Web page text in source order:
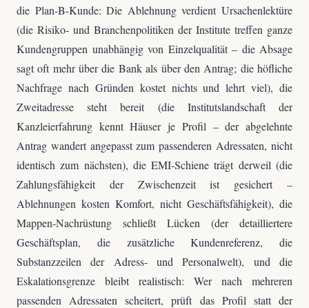
die Plan-B-Kunde: Die Ablehnung verdient Ursachenlektüre
(die Risiko- und Branchenpolitiken der Institute treffen ganze
Kundengruppen unabhängig von Einzelqualität – die Absage
sagt oft mehr über die Bank als über den Antrag; die höfliche
Nachfrage nach Gründen kostet nichts und lehrt viel), die
Zweitadresse steht bereit (die Institutslandschaft der
Kanzleierfahrung kennt Häuser je Profil – der abgelehnte
Antrag wandert angepasst zum passenderen Adressaten, nicht
identisch zum nächsten), die EMI-Schiene trägt derweil (die
Zahlungsfähigkeit der Zwischenzeit ist gesichert –
Ablehnungen kosten Komfort, nicht Geschäftsfähigkeit), die
Mappen-Nachrüstung schließt Lücken (der detailliertere
Geschäftsplan, die zusätzliche Kundenreferenz, die
Substanzzeilen der Adress- und Personalwelt), und die
Eskalationsgrenze bleibt realistisch: Wer nach mehreren
passenden Adressaten scheitert, prüft das Profil statt der